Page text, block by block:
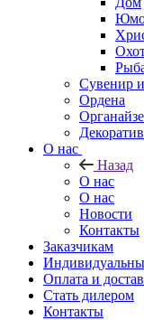
Сувенир
Ордена
О нас
Назад
О нас
О нас
Новости
Контакты
Заказчикам
Оплата и
Стать дилером
Контакты